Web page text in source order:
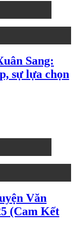
Sang:
sự lựa chọn
Văn
(Cam Kết